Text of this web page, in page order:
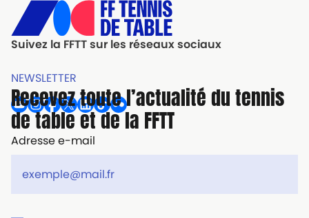
Suivez la FFTT sur les réseaux sociaux
NEWSLETTER
Recevez toute l’actualité du tennis
de table et de la FFTT
Adresse e-mail